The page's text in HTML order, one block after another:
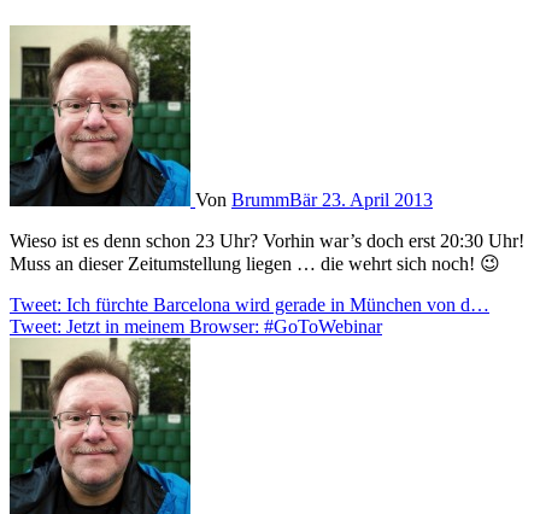
Von BrummBär 23. April 2013
Wieso ist es denn schon 23 Uhr? Vorhin war’s doch erst 20:30 Uhr!
Muss an dieser Zeitumstellung liegen … die wehrt sich noch! 😉
Beitragsnavigation
Tweet: Ich fürchte Barcelona wird gerade in München von d…
Tweet: Jetzt in meinem Browser: #GoToWebinar